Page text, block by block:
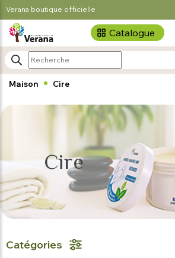
Verana boutique officielle
Catalogue
Maison Cire
Cire
Catégories